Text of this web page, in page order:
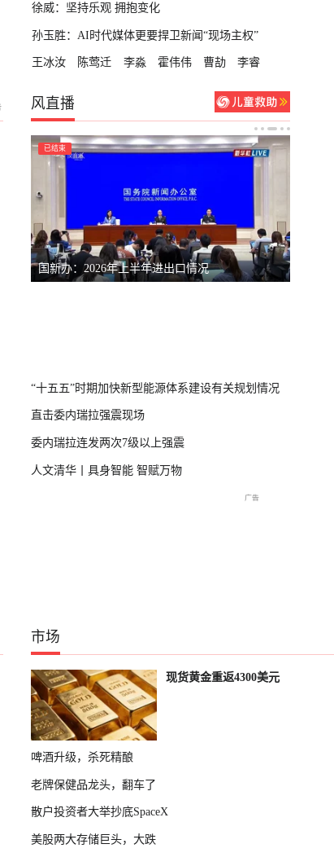
徐威：坚持乐观 拥抱变化
孙玉胜：AI时代媒体更要捍卫新闻“现场主权”
王冰汝 陈莺迁 李淼 霍伟伟 曹劼 李睿
风直播
已结束
国新办：2026年上半年进出口情况
“十五五”时期加快新型能源体系建设有关规划情况
直击委内瑞拉强震现场
委内瑞拉连发两次7级以上强震
人文清华丨具身智能 智赋万物
市场
现货黄金重返4300美元
啤酒升级，杀死精酿
老牌保健品龙头，翻车了
散户投资者大举抄底SpaceX
美股两大存储巨头，大跌